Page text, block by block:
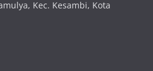
Kec. Kesambi, Kota